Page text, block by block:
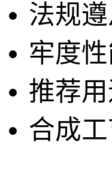
法规
牢度
推荐
合成